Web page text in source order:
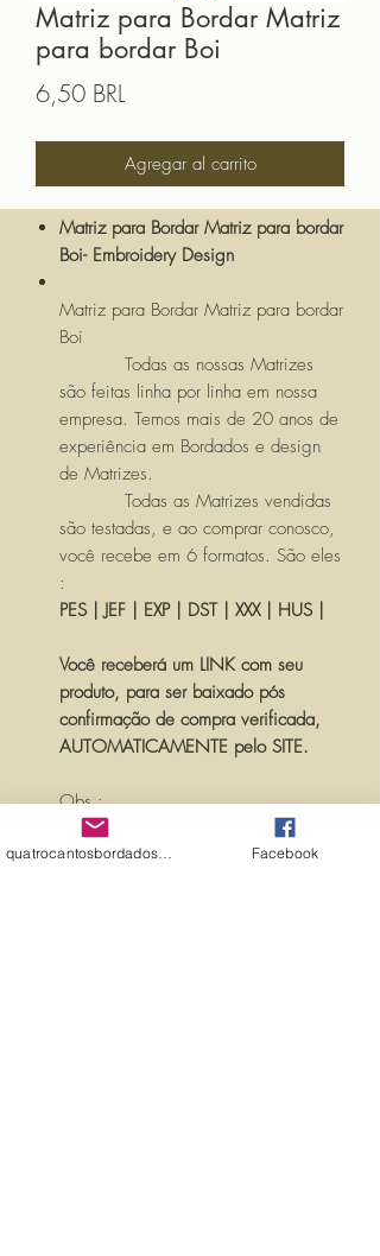
Matriz para Bordar Matriz
para bordar Boi
6,50 BRL
Agregar al carrito
Matriz para Bordar Matriz para bordar
Boi- Embroidery Design
Matriz para Bordar Matriz para bordar
Boi
Todas as nossas Matrizes
são feitas linha por linha em nossa
empresa. Temos mais de 20 anos de
experiência em Bordados e design
de Matrizes.
Todas as Matrizes vendidas
são testadas, e ao comprar conosco,
você recebe em 6 formatos. São eles
:
PES | JEF | EXP | DST | XXX | HUS |
Você receberá um LINK com seu
produto, para ser baixado pós
confirmação de compra verificada,
AUTOMATICAMENTE pelo SITE.
Obs.:
PARA PERSONALIZAR ESSA MATRIZ,
ACRESCENTANDO TEXTOS OU
Facebook